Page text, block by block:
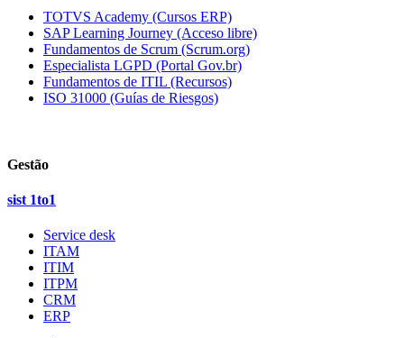
TOTVS Academy (Cursos ERP)
SAP Learning Journey (Acceso libre)
Fundamentos de Scrum (Scrum.org)
Especialista LGPD (Portal Gov.br)
Fundamentos de ITIL (Recursos)
ISO 31000 (Guías de Riesgos)
Gestão
sist 1to1
Service desk
ITAM
ITIM
ITPM
CRM
ERP